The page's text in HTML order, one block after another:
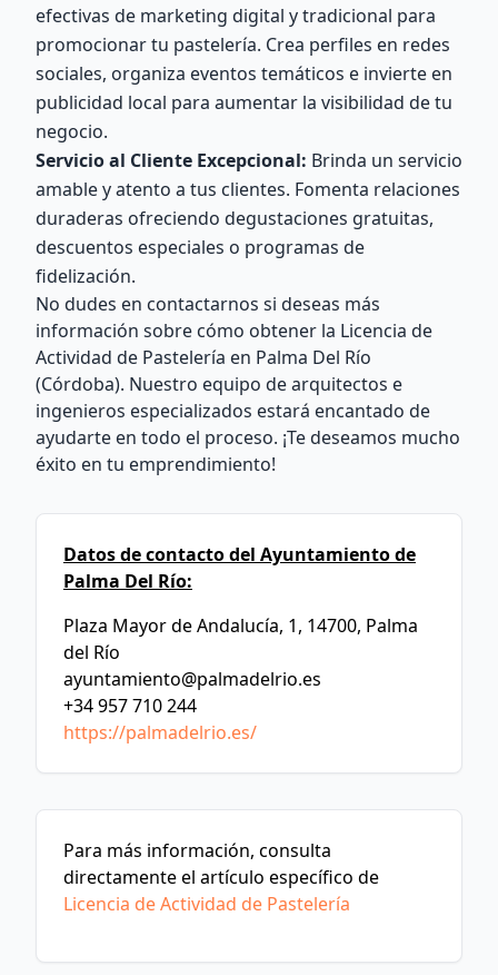
efectivas de marketing digital y tradicional para
promocionar tu pastelería. Crea perfiles en redes
sociales, organiza eventos temáticos e invierte en
publicidad local para aumentar la visibilidad de tu
negocio.
Servicio al Cliente Excepcional: Brinda un servicio
amable y atento a tus clientes. Fomenta relaciones
duraderas ofreciendo degustaciones gratuitas,
descuentos especiales o programas de
fidelización.
No dudes en contactarnos si deseas más
información sobre cómo obtener la Licencia de
Actividad de Pastelería en Palma Del Río
(Córdoba). Nuestro equipo de arquitectos e
ingenieros especializados estará encantado de
ayudarte en todo el proceso. ¡Te deseamos mucho
éxito en tu emprendimiento!
Datos de contacto del Ayuntamiento de
Palma Del Río:
Plaza Mayor de Andalucía, 1, 14700, Palma
del Río
ayuntamiento@palmadelrio.es
+34 957 710 244
https://palmadelrio.es/
Para más información, consulta
directamente el artículo específico de
Licencia de Actividad de Pastelería